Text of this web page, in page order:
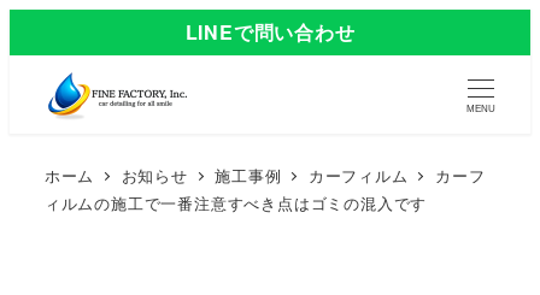
LINEで問い合わせ
MENU
ホーム お知らせ 施工事例 カーフィルム
カーフ
ィルムの施工で一番注意すべき点はゴミの混入です